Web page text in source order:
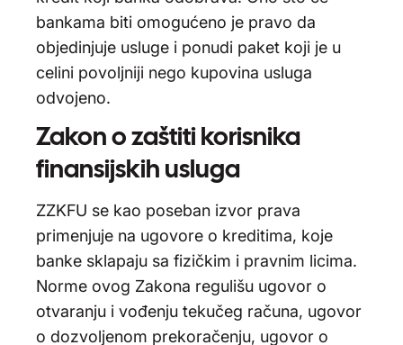
bankama biti omogućeno je pravo da
objedinjuje usluge i ponudi paket koji je u
celini povoljniji nego kupovina usluga
odvojeno.
Zakon o zaštiti korisnika
finansijskih usluga
ZZKFU se kao poseban izvor prava
primenjuje na ugovore o kreditima, koje
banke sklapaju sa fizičkim i pravnim licima.
Norme ovog Zakona regulišu ugovor o
otvaranju i vođenju tekučeg računa, ugovor
o dozvoljenom prekoračenju, ugovor o